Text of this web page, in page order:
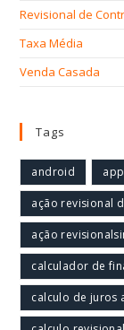
Revisional de
Taxa Média
Venda Casada
Tags
android
ação revisional
ação
calculador de
calculo de juros